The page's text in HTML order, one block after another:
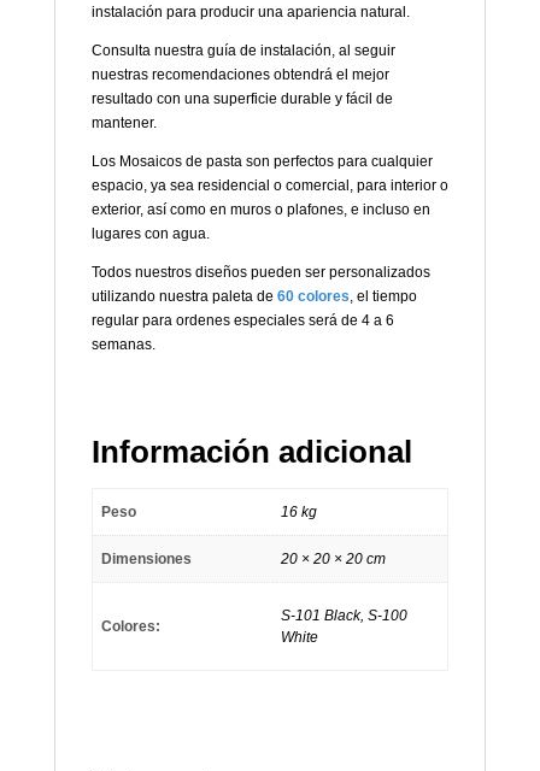
instalación para producir una apariencia natural.
Consulta nuestra guía de instalación, al seguir
nuestras recomendaciones obtendrá el mejor
resultado con una superficie durable y fácil de
mantener.
Los Mosaicos de pasta son perfectos para cualquier
espacio, ya sea residencial o comercial, para interior o
exterior, así como en muros o plafones, e incluso en
lugares con agua.
Todos nuestros diseños pueden ser personalizados
utilizando nuestra paleta de 60 colores, el tiempo
regular para ordenes especiales será de 4 a 6
semanas.
Información adicional
Peso 16 kg
Dimensiones 20 × 20 × 20 cm
Colores:
S-101 Black, S-100
White